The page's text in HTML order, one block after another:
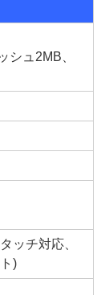
シュ2MB、
ッチ対応、
)